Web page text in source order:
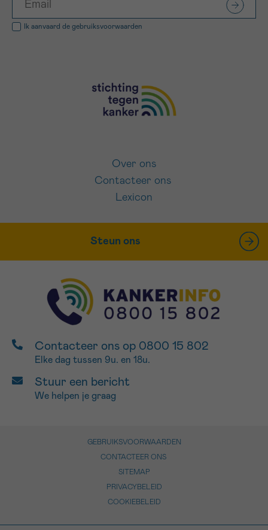
Ik aanvaard de gebruiksvoorwaarden
Over ons
Contacteer ons
Lexicon
Steun ons
Contacteer ons op 0800 15 802
Elke dag tussen 9u. en 18u.
Stuur een bericht
We helpen je graag
GEBRUIKSVOORWAARDEN
CONTACTEER ONS
SITEMAP
PRIVACYBELEID
COOKIEBELEID